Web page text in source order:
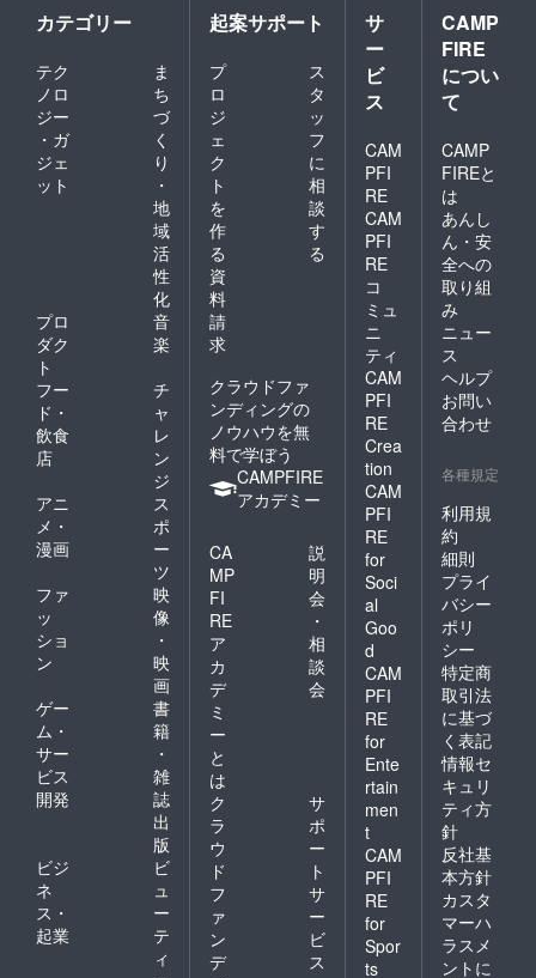
カテゴリー
テク
ノロ
ジー
・ガ
ジェ
ット
ま
ち
づ
く
り
・
地
域
活
性
化
プロ
ダク
ト
音
楽
フー
ド・
飲食
店
チ
ャ
レ
ン
ジ
アニ
メ・
漫画
ス
ポ
ー
ツ
ファ
ッ
ショ
ン
映
像
・
映
画
ゲー
ム・
サー
ビス
開発
書
籍
・
雑
誌
出
版
ビジ
ネ
ス・
起業
ビ
ュ
ー
テ
ィ
起案サポート
プ
ロ
ジ
ェ
ク
ト
を
作
る
ス
タ
ッ
フ
に
相
談
す
る
資
料
請
求
クラウドファ
ンディングの
ノウハウを無
料で学ぼう
CAMPFIRE
アカデミー
CA
MP
FI
RE
ア
カ
デ
ミ
ー
と
は
説
明
会
・
相
談
会
ク
ラ
ウ
ド
フ
ァ
ン
デ
サ
ポ
ー
ト
サ
ー
ビ
ス
サ
ー
ビ
ス
CAM
PFI
RE
CAM
PFI
RE
コ
ミュ
ニ
ティ
CAM
PFI
RE
Crea
tion
CAM
PFI
RE
for
Soci
al
Goo
d
CAM
PFI
RE
for
Ente
rtain
men
t
CAM
PFI
RE
for
Spor
ts
CAMP
FIRE
につい
て
CAMP
FIREと
は
あんし
ん・安
全への
取り組
み
ニュー
ス
ヘルプ
お問い
合わせ
各種規定
利用規
約
細則
プライ
バシー
ポリ
シー
特定商
取引法
に基づ
く表記
情報セ
キュリ
ティ方
針
反社基
本方針
カスタ
マーハ
ラスメ
ントに